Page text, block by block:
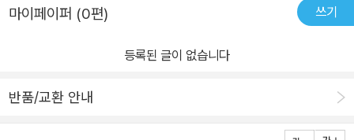
마이페이퍼 (0편) 쓰기
등록된 글이 없습니다
반품/교환 안내